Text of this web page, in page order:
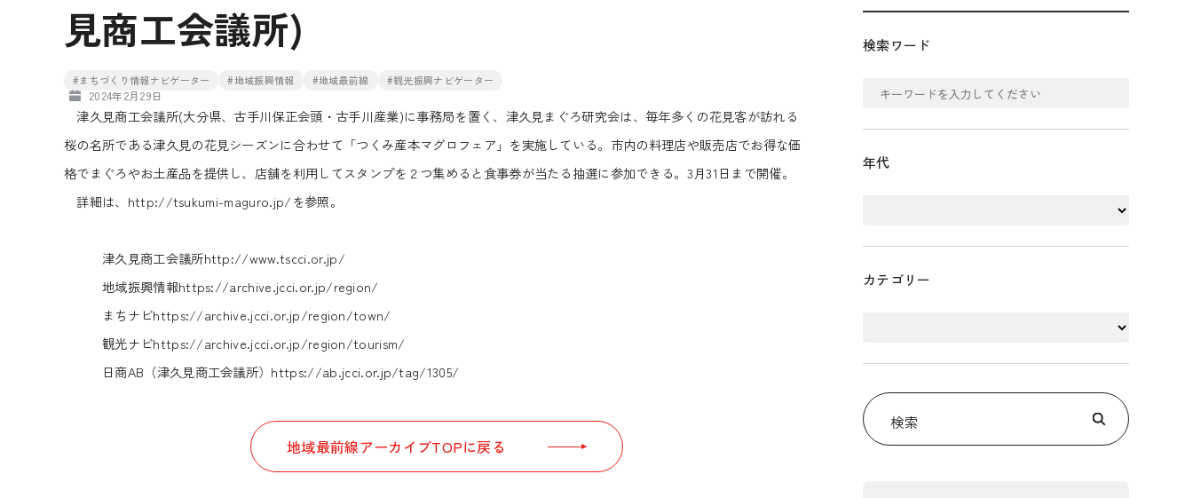
見商工会議所)
#まちづくり情報ナビゲーター #地域振興情報 #地域最前線 #観光振興ナビゲーター
2024年2月29日
津久見商工会議所(大分県、古手川保正会頭・古手川産業)に事務局を置く、津久見まぐろ研究会は、毎年多くの花見客が訪れる
桜の名所である津久見の花見シーズンに合わせて「つくみ産本マグロフェア」を実施している。市内の料理店や販売店でお得な価
格でまぐろやお土産品を提供し、店舗を利用してスタンプを２つ集めると食事券が当たる抽選に参加できる。3月31日まで開催。
詳細は、 http://tsukumi-maguro.jp/を参照。
津久見商工会議所http://www.tscci.or.jp/
地域振興情報https://archive.jcci.or.jp/region/
まちナビhttps://archive.jcci.or.jp/region/town/
観光ナビhttps://archive.jcci.or.jp/region/tourism/
日商AB（津久見商工会議所） https://ab.jcci.or.jp/tag/1305/
地域最前線アーカイブTOPに戻る
検索ワード
年代
カテゴリー
検索